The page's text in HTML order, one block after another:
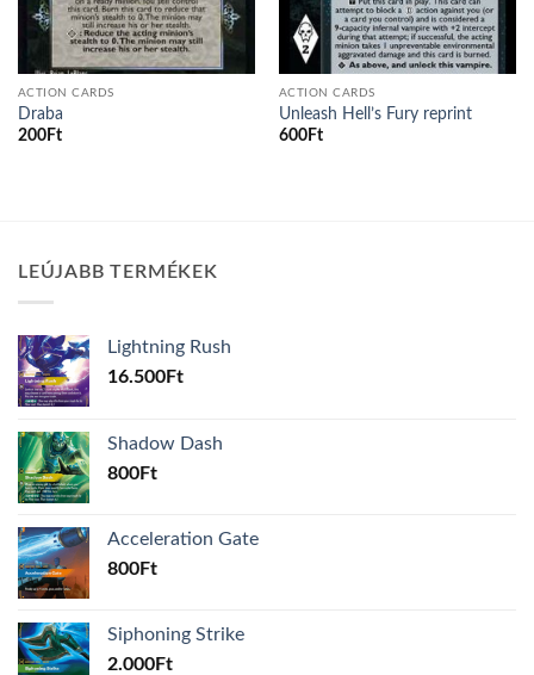
ACTION CARDS
Draba
200Ft
ACTION CARDS
Unleash Hell’s Fury reprint
600Ft
LEÚJABB TERMÉKEK
Lightning Rush
16.500Ft
Shadow Dash
800Ft
Acceleration Gate
800Ft
Siphoning Strike
2.000Ft